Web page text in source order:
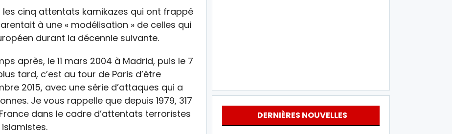
les cinq attentats kamikazes qui ont frappé
à une « modélisation » de celles qui
durant la décennie suivante.
après, le 11 mars 2004 à Madrid, puis le 7
tard, c’est au tour de Paris d’être
2015, avec une série d’attaques qui a
Je vous rappelle que depuis 1979, 317
dans le cadre d’attentats terroristes
DERNIÈRES NOUVELLES